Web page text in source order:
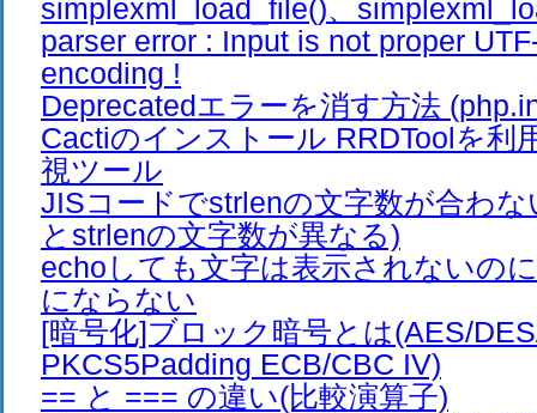
simplexml_load_file()、
parser error : Input is not proper
encoding !
Deprecatedエラーを消す方法
Cactiのインストール RRDToolを利
視ツール
JISコードでstrlenの文字数が合わな
とstrlenの文字数が異なる)
echoしても文字は表示されないの
にならない
[暗号化]ブロック暗号とは(AES/
PKCS5Padding ECB/CBC IV)
== と === の違い(比較演算子)